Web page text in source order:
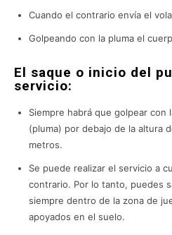
Cuando el contrario envía el
Golpeando con la pluma el
El saque o inicio del
servicio:
Siempre habrá que golpear con
(pluma) por debajo de la altura
metros.
Se puede realizar el servicio a
contrario. Por lo tanto, puedes
siempre dentro de la zona de
apoyados en el suelo.